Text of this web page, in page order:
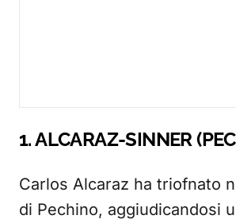
1. ALCARAZ-SINNER
Carlos Alcaraz ha triofnato
di Pechino, aggiudicandosi